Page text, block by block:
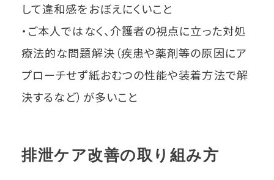
して違和感をおぼえにくいこと
・ご本人ではなく、介護者の視点に立った対処
療法的な問題解決（疾患や薬剤等の原因にア
プローチせず紙おむつの性能や装着方法で解
決するなど）が多いこと
排泄ケア改善の取り組み方